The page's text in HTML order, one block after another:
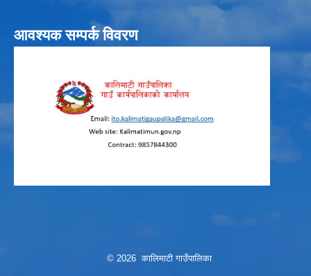
आवश्यक सम्पर्क विवरण
© 2026 कालिमाटी गाउँपालिका